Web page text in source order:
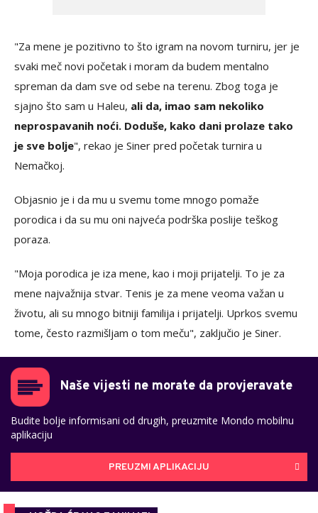
"Za mene je pozitivno to što igram na novom turniru, jer je
svaki meč novi početak i moram da budem mentalno
spreman da dam sve od sebe na terenu. Zbog toga je
sjajno što sam u Haleu, ali da, imao sam nekoliko
neprospavanih noći. Doduše, kako dani prolaze tako
je sve bolje", rekao je Siner pred početak turnira u
Nemačkoj.
Objasnio je i da mu u svemu tome mnogo pomaže
porodica i da su mu oni najveća podrška poslije teškog
poraza.
"Moja porodica je iza mene, kao i moji prijatelji. To je za
mene najvažnija stvar. Tenis je za mene veoma važan u
životu, ali su mnogo bitniji familija i prijatelji. Uprkos svemu
tome, često razmišljam o tom meču", zaključio je Siner.
Naše vijesti ne morate da provjeravate
Budite bolje informisani od drugih, preuzmite Mondo mobilnu
aplikaciju
PREUZMI APLIKACIJU